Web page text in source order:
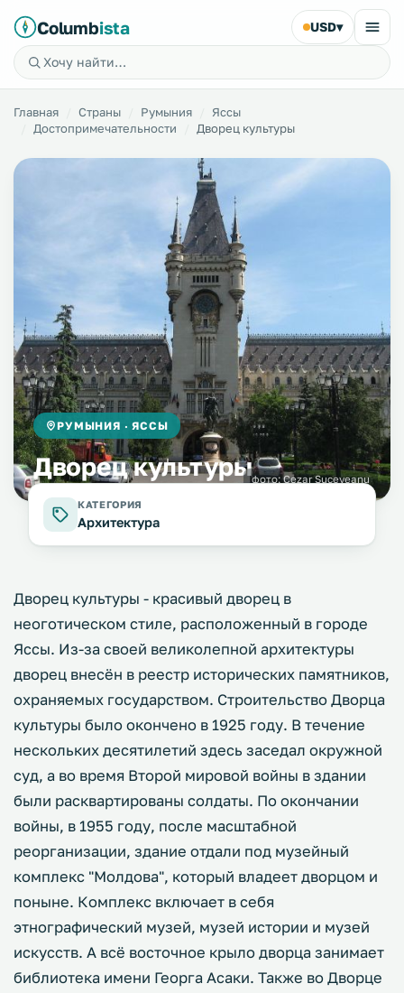
Columbista USD▾
Главная Страны Румыния
Яссы
Достопримечательности
Дворец культуры
РУМЫНИЯ · ЯССЫ
Дворец культурыфото:Cezar Suceveanu
КАТЕГОРИЯ
Архитектура
Дворец культуры - красивый дворец в
неоготическом стиле, расположенный в городе
Яссы. Из-за своей великолепной архитектуры
дворец внесён в реестр исторических памятников,
охраняемых государством. Строительство Дворца
культуры было окончено в 1925 году. В течение
нескольких десятилетий здесь заседал окружной
суд, а во время Второй мировой войны в здании
были расквартированы солдаты. По окончании
войны, в 1955 году, после масштабной
реорганизации, здание отдали под музейный
комплекс "Молдова", который владеет дворцом и
поныне. Комплекс включает в себя
этнографический музей, музей истории и музей
искусств. А всё восточное крыло дворца занимает
библиотека имени Георга Асаки. Также во Дворце